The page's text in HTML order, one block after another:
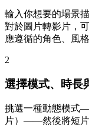
輸入你想要的場景
對於圖片轉影片，
應遵循的角色、風格
2
選擇模式、時長
挑選一種動態模式
片）——然後將短片